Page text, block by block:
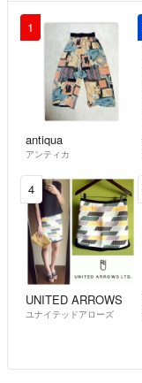
1
antiqua
アンティカ
4
UNITED ARROWS
ユナイテッドアローズ